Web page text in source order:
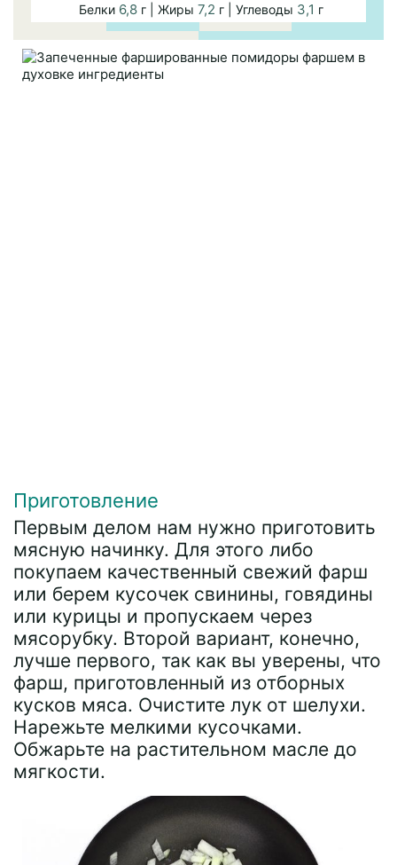
Белки 6,8г | Жиры 7,2 г | Углеводы 3,1 г
Приготовление
Первым делом нам нужно приготовить
мясную начинку. Для этого либо
покупаем качественный свежий фарш
или берем кусочек свинины, говядины
или курицы и пропускаем через
мясорубку. Второй вариант, конечно,
лучше первого, так как вы уверены, что
фарш, приготовленный из отборных
кусков мяса. Очистите лук от шелухи.
Нарежьте мелкими кусочками.
Обжарьте на растительном масле до
мягкости.